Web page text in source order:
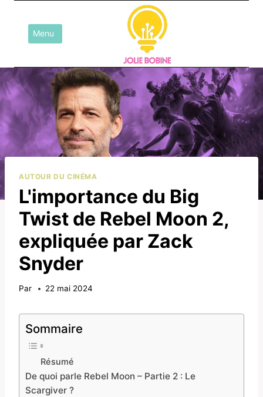
contenuMenu
AUTOUR DU CINÉMA
L'importance du Big
Twist de Rebel Moon 2,
expliquée par Zack
Snyder
Par 22 mai 2024
Sommaire
Résumé
De quoi parle Rebel Moon – Partie 2 : Le
Scargiver ?